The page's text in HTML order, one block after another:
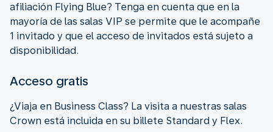
afiliación Flying Blue? Tenga en cuenta que en la
mayoría de las salas VIP se permite que le acompañe
1 invitado y que el acceso de invitados está sujeto a
disponibilidad.
Acceso gratis
¿Viaja en Business Class? La visita a nuestras salas
Crown está incluida en su billete Standard y Flex.